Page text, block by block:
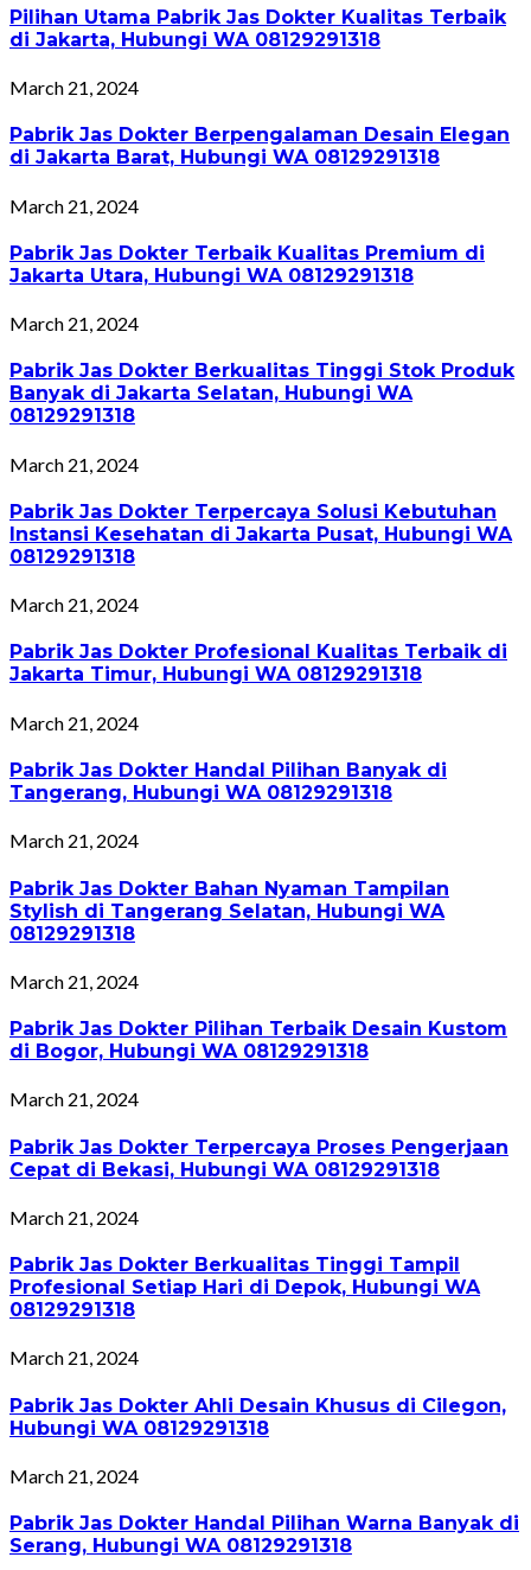
Pilihan Utama Pabrik Jas Dokter Kualitas Terbaik
di Jakarta, Hubungi WA 08129291318
March 21, 2024
Pabrik Jas Dokter Berpengalaman Desain Elegan
di Jakarta Barat, Hubungi WA 08129291318
March 21, 2024
Pabrik Jas Dokter Terbaik Kualitas Premium di
Jakarta Utara, Hubungi WA 08129291318
March 21, 2024
Pabrik Jas Dokter Berkualitas Tinggi Stok Produk
Banyak di Jakarta Selatan, Hubungi WA
08129291318
March 21, 2024
Pabrik Jas Dokter Terpercaya Solusi Kebutuhan
Instansi Kesehatan di Jakarta Pusat, Hubungi WA
08129291318
March 21, 2024
Pabrik Jas Dokter Profesional Kualitas Terbaik di
Jakarta Timur, Hubungi WA 08129291318
March 21, 2024
Pabrik Jas Dokter Handal Pilihan Banyak di
Tangerang, Hubungi WA 08129291318
March 21, 2024
Pabrik Jas Dokter Bahan Nyaman Tampilan
Stylish di Tangerang Selatan, Hubungi WA
08129291318
March 21, 2024
Pabrik Jas Dokter Pilihan Terbaik Desain Kustom
di Bogor, Hubungi WA 08129291318
March 21, 2024
Pabrik Jas Dokter Terpercaya Proses Pengerjaan
Cepat di Bekasi, Hubungi WA 08129291318
March 21, 2024
Pabrik Jas Dokter Berkualitas Tinggi Tampil
Profesional Setiap Hari di Depok, Hubungi WA
08129291318
March 21, 2024
Pabrik Jas Dokter Ahli Desain Khusus di Cilegon,
Hubungi WA 08129291318
March 21, 2024
Pabrik Jas Dokter Handal Pilihan Warna Banyak di
Serang, Hubungi WA 08129291318